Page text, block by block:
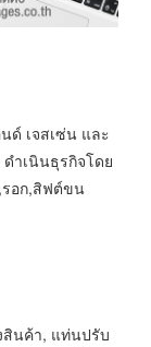
ด์ เจสเซ่น และ
ำเนินธุรกิจโดย
รอก,สิฟต์ขน
สินค้า, แท่นปรับ